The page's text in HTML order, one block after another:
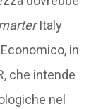
Italy
in
che intende
nel